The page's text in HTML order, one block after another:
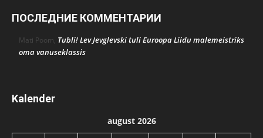
ПОСЛЕДНИЕ КОММЕНТАРИИ
Mati Poom, Tubli! Lev Jevglevski tuli Euroopa Liidu malemeistriks
oma vanuseklassis
Kalender
august 2026